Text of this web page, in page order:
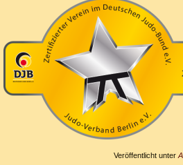
Veröffentlicht unter